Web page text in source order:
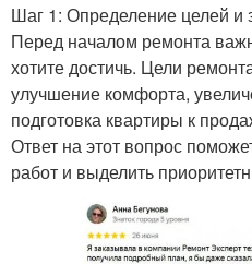
Шаг 1: Определение целей и
Перед началом ремонта
хотите достичь. Цели
улучшение комфорта,
подготовка квартиры к
Ответ на этот вопрос
работ и выделить